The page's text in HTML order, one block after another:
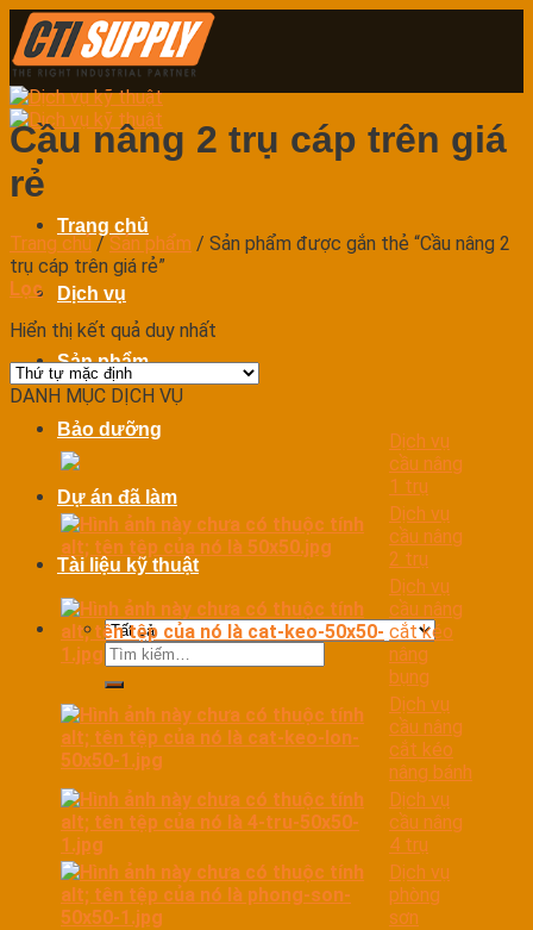
Skip
to
content
Trang chủ
Dịch vụ
Sản phẩm
Bảo dưỡng
Dự án đã làm
Tài liệu kỹ thuật
Tìm
kiếm:
Cầu nâng 2 trụ cáp trên giá
rẻ
Trang chủ / Sản phẩm / Sản phẩm được gắn thẻ “Cầu nâng 2
trụ cáp trên giá rẻ”
Lọc
Hiển thị kết quả duy nhất
DANH MỤC DỊCH VỤ
Dịch vụ
cầu nâng
1 trụ
Dịch vụ
cầu nâng
2 trụ
Dịch vụ
cầu nâng
cắt kéo
nâng
bụng
Dịch vụ
cầu nâng
cắt kéo
nâng bánh
Dịch vụ
cầu nâng
4 trụ
Dịch vụ
phòng
sơn